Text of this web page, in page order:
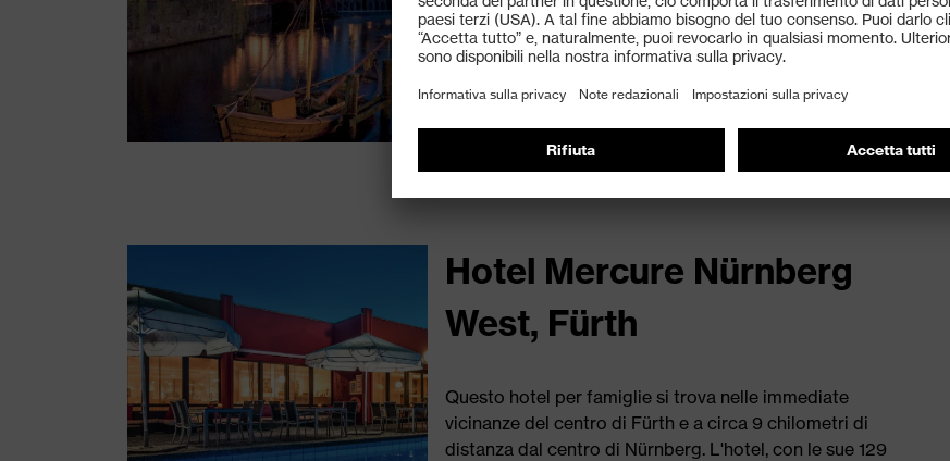
camere confortevoli e un'atmosfera speciale promettono
un soggiorno indimenticabile.
Hotel Mercure Nürnberg
West, Fürth
Questo hotel per famiglie si trova nelle immediate
vicinanze del centro di Fürth e a circa 9 chilometri di
distanza dal centro di Nürnberg. L'hotel, con le sue 129